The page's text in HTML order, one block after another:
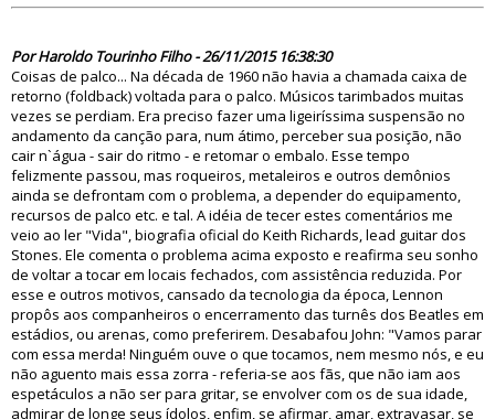
Por Haroldo Tourinho Filho - 26/11/2015 16:38:30
Coisas de palco... Na década de 1960 não havia a chamada caixa de
retorno (foldback) voltada para o palco. Músicos tarimbados muitas
vezes se perdiam. Era preciso fazer uma ligeiríssima suspensão no
andamento da canção para, num átimo, perceber sua posição, não
cair n`água - sair do ritmo - e retomar o embalo. Esse tempo
felizmente passou, mas roqueiros, metaleiros e outros demônios
ainda se defrontam com o problema, a depender do equipamento,
recursos de palco etc. e tal. A idéia de tecer estes comentários me
veio ao ler "Vida", biografia oficial do Keith Richards, lead guitar dos
Stones. Ele comenta o problema acima exposto e reafirma seu sonho
de voltar a tocar em locais fechados, com assistência reduzida. Por
esse e outros motivos, cansado da tecnologia da época, Lennon
propôs aos companheiros o encerramento das turnês dos Beatles em
estádios, ou arenas, como preferirem. Desabafou John: "Vamos parar
com essa merda! Ninguém ouve o que tocamos, nem mesmo nós, e eu
não aguento mais essa zorra - referia-se aos fãs, que não iam aos
espetáculos a não ser para gritar, se envolver com os de sua idade,
admirar de longe seus ídolos, enfim, se afirmar, amar, extravasar, se